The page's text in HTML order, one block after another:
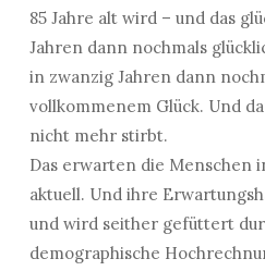
85 Jahre alt wird – und das
Jahren dann nochmals
in zwanzig Jahren dann
vollkommenem Glück. Und
nicht mehr stirbt.
Das erwarten die Menschen
aktuell. Und ihre
und wird seither gefüttert
demographische